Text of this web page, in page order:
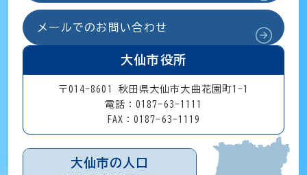
メールでのお問い合わせ
大仙市役所
〒014-8601 秋田県大仙市大曲花園町1-1
電話：0187-63-1111
FAX：0187-63-1119
大仙市の人口